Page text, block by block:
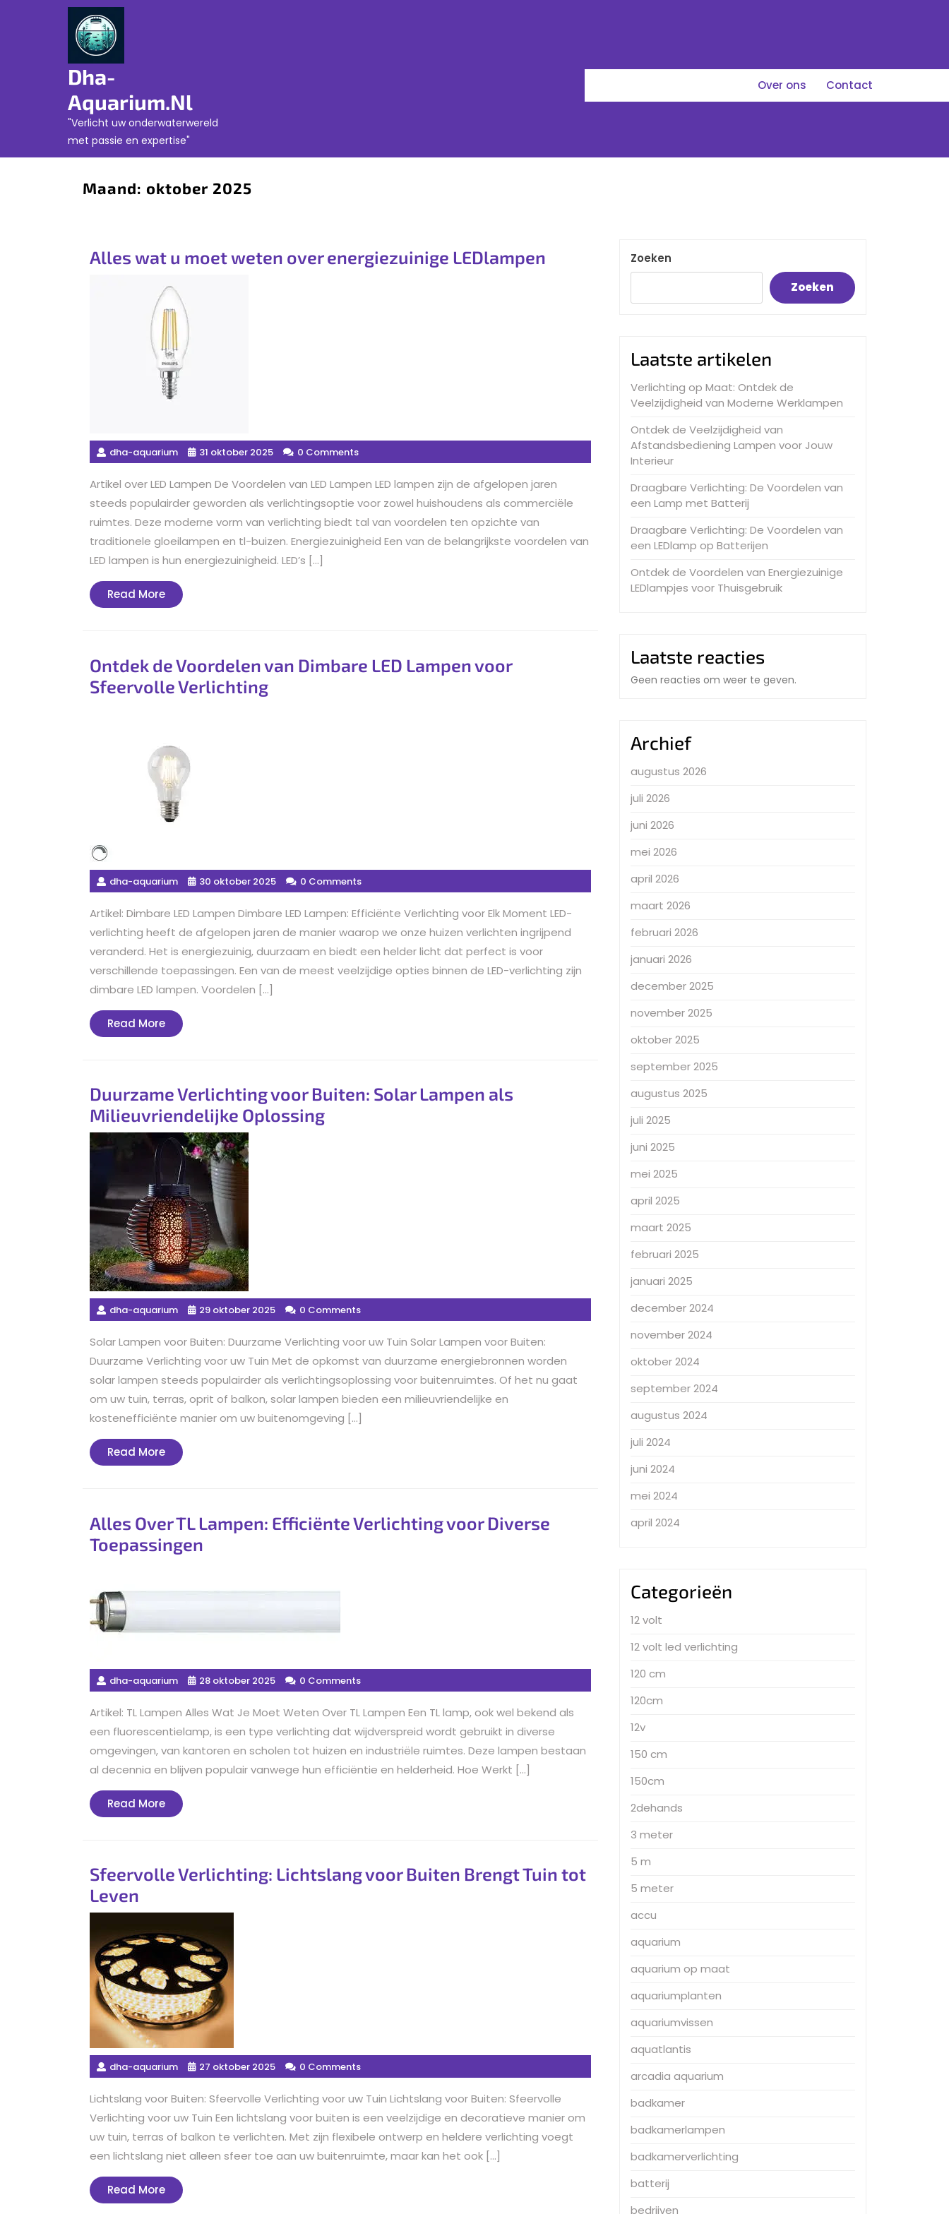
Dha-
Aquarium.nl
"Verlicht uw onderwaterwereld
met passie en expertise"
Over ons Contact
Maand: oktober 2025
Alles wat u moet weten over energiezuinige LEDlampen
dha-aquarium 31 oktober 2025 0 Comments
Artikel over LED Lampen De Voordelen van LED Lampen LED lampen zijn de afgelopen jaren
steeds populairder geworden als verlichtingsoptie voor zowel huishoudens als commerciële
ruimtes. Deze moderne vorm van verlichting biedt tal van voordelen ten opzichte van
traditionele gloeilampen en tl-buizen. Energiezuinigheid Een van de belangrijkste voordelen van
LED lampen is hun energiezuinigheid. LED’s […]
Read MoreRead
More
Ontdek de Voordelen van Dimbare LED Lampen voor
Sfeervolle Verlichting
dha-aquarium 30 oktober 2025 0 Comments
Artikel: Dimbare LED Lampen Dimbare LED Lampen: Efficiënte Verlichting voor Elk Moment LED-
verlichting heeft de afgelopen jaren de manier waarop we onze huizen verlichten ingrijpend
veranderd. Het is energiezuinig, duurzaam en biedt een helder licht dat perfect is voor
verschillende toepassingen. Een van de meest veelzijdige opties binnen de LED-verlichting zijn
dimbare LED lampen. Voordelen […]
Read MoreRead
More
Duurzame Verlichting voor Buiten: Solar Lampen als
Milieuvriendelijke Oplossing
dha-aquarium 29 oktober 2025 0 Comments
Solar Lampen voor Buiten: Duurzame Verlichting voor uw Tuin Solar Lampen voor Buiten:
Duurzame Verlichting voor uw Tuin Met de opkomst van duurzame energiebronnen worden
solar lampen steeds populairder als verlichtingsoplossing voor buitenruimtes. Of het nu gaat
om uw tuin, terras, oprit of balkon, solar lampen bieden een milieuvriendelijke en
kostenefficiënte manier om uw buitenomgeving […]
Read MoreRead
More
Alles Over TL Lampen: Efficiënte Verlichting voor Diverse
Toepassingen
dha-aquarium 28 oktober 2025 0 Comments
Artikel: TL Lampen Alles Wat Je Moet Weten Over TL Lampen Een TL lamp, ook wel bekend als
een fluorescentielamp, is een type verlichting dat wijdverspreid wordt gebruikt in diverse
omgevingen, van kantoren en scholen tot huizen en industriële ruimtes. Deze lampen bestaan
al decennia en blijven populair vanwege hun efficiëntie en helderheid. Hoe Werkt […]
Read MoreRead
More
Sfeervolle Verlichting: Lichtslang voor Buiten Brengt Tuin tot
Leven
dha-aquarium 27 oktober 2025 0 Comments
Lichtslang voor Buiten: Sfeervolle Verlichting voor uw Tuin Lichtslang voor Buiten: Sfeervolle
Verlichting voor uw Tuin Een lichtslang voor buiten is een veelzijdige en decoratieve manier om
uw tuin, terras of balkon te verlichten. Met zijn flexibele ontwerp en heldere verlichting voegt
een lichtslang niet alleen sfeer toe aan uw buitenruimte, maar kan het ook […]
Read MoreRead
More
Zoeken
Zoeken
Laatste artikelen
Verlichting op Maat: Ontdek de
Veelzijdigheid van Moderne Werklampen
Ontdek de Veelzijdigheid van
Afstandsbediening Lampen voor Jouw
Interieur
Draagbare Verlichting: De Voordelen van
een Lamp met Batterij
Draagbare Verlichting: De Voordelen van
een LEDlamp op Batterijen
Ontdek de Voordelen van Energiezuinige
LEDlampjes voor Thuisgebruik
Laatste reacties
Geen reacties om weer te geven.
Archief
augustus 2026
juli 2026
juni 2026
mei 2026
april 2026
maart 2026
februari 2026
januari 2026
december 2025
november 2025
oktober 2025
september 2025
augustus 2025
juli 2025
juni 2025
mei 2025
april 2025
maart 2025
februari 2025
januari 2025
december 2024
november 2024
oktober 2024
september 2024
augustus 2024
juli 2024
juni 2024
mei 2024
april 2024
Categorieën
12 volt
12 volt led verlichting
120 cm
120cm
12v
150 cm
150cm
2dehands
3 meter
5 m
5 meter
accu
aquarium
aquarium op maat
aquariumplanten
aquariumvissen
aquatlantis
arcadia aquarium
badkamer
badkamerlampen
badkamerverlichting
batterij
bedrijven